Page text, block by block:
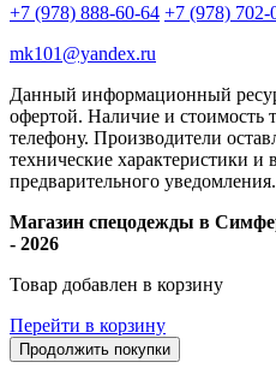
+7 (978) 888-60-64 +7 (978) 702-
mk101@yandex.ru
Данный информационный
офертой. Наличие и стоимость
телефону. Производители
технические характеристики
предварительного уведомления.
Магазин спецодежды в
- 2026
Товар добавлен в корзину
Перейти в корзину
Продолжить покупки